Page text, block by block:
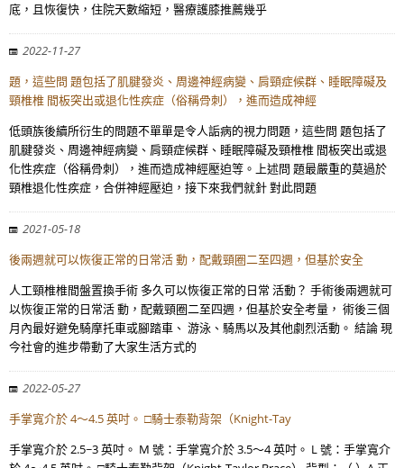
底，且恢復快，住院天數縮短，醫療護膝推薦幾乎
2022-11-27
題，這些問 題包括了肌腱發炎、周邊神經病變、肩頸症候群、睡眠障礙及
頸椎椎 間板突出或退化性疾症（俗稱骨刺），進而造成神經
低頭族後續所衍生的問題不單單是令人詬病的視力問題，這些問 題包括了
肌腱發炎、周邊神經病變、肩頸症候群、睡眠障礙及頸椎椎 間板突出或退
化性疾症（俗稱骨刺），進而造成神經壓迫等。上述問 題最嚴重的莫過於
頸椎退化性疾症，合併神經壓迫，接下來我們就針 對此問題
2021-05-18
後兩週就可以恢復正常的日常活 動，配戴頸圈二至四週，但基於安全
人工頸椎椎間盤置換手術 多久可以恢復正常的日常 活動？ 手術後兩週就可
以恢復正常的日常活 動，配戴頸圈二至四週，但基於安全考量， 術後三個
月內最好避免騎摩托車或腳踏車、 游泳、騎馬以及其他劇烈活動。 結論 現
今社會的進步帶動了大家生活方式的
2022-05-27
手掌寬介於 4～4.5 英吋。 □騎士泰勒背架（Knight-Tay
手掌寬介於 2.5~3 英吋。 M 號：手掌寬介於 3.5～4 英吋。 L 號：手掌寬介